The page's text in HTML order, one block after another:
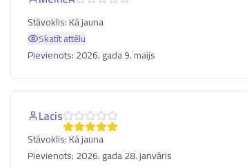
Stāvoklis:Kā jauna
Skatīt attēlu
Pievienots:2026. gada 9. maijs
Lacis
Stāvoklis:Kā jauna
Pievienots:2026. gada 28. janvāris